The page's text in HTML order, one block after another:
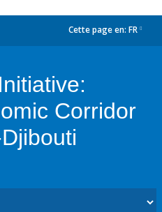
Cette page en: FR
Corridor